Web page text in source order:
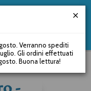
Verranno spediti
Gli ordini effettuati
Buona lettura!